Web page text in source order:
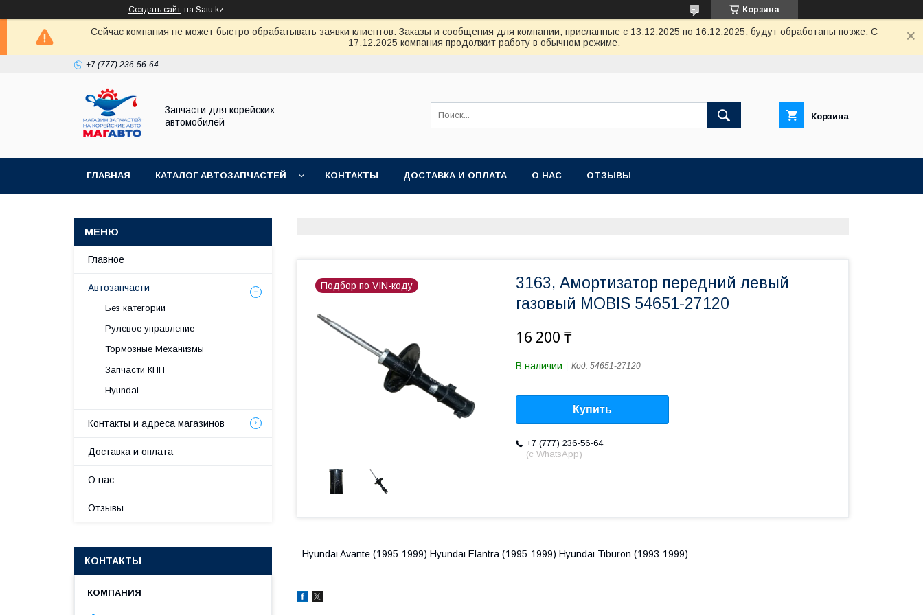
Создать сайт на Satu.kz Корзина
Сейчас компания не может быстро обрабатывать заявки клиентов. Заказы и сообщения для компании, присланные с 13.12.2025 по 16.12.2025, будут обработаны позже. С
17.12.2025 компания продолжит работу в обычном режиме.
+7 (777) 236-56-64
Запчасти для корейских
автомобилей
Корзина
ГЛАВНАЯ КАТАЛОГ АВТОЗАПЧАСТЕЙ КОНТАКТЫ ДОСТАВКА И ОПЛАТА О НАС ОТЗЫВЫ
Подбор по VIN-коду
3163, Амортизатор передний левый
газовый MOBIS 54651-27120
16 200 ₸
В наличии Код: 54651-27120
Купить
+7 (777) 236-56-64
(с WhatsApp)
Hyundai Avante (1995-1999) Hyundai Elantra (1995-1999) Hyundai Tiburon (1993-1999)
Главное
Автозапчасти
Без категории
Рулевое управление
Тормозные Механизмы
Запчасти КПП
Hyundai
Контакты и адреса магазинов
Доставка и оплата
О нас
Отзывы
КОНТАКТЫ